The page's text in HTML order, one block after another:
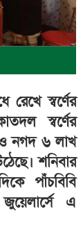
রেখে স্বর্ণের
স্বর্ণের
ও নগদ ৬ লাখ
শনিবার
পাঁচবিবি
এ